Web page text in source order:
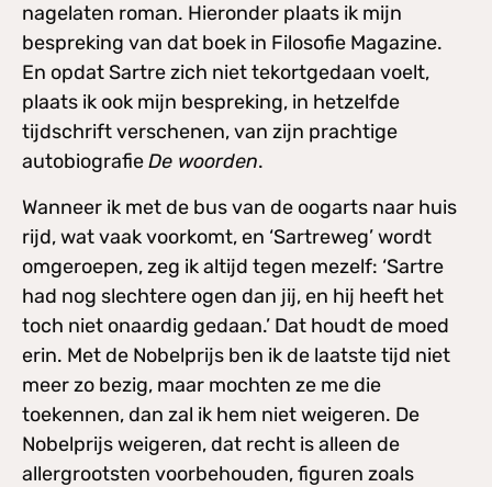
nagelaten roman. Hieronder plaats ik mijn
bespreking van dat boek in Filosofie Magazine.
En opdat Sartre zich niet tekortgedaan voelt,
plaats ik ook mijn bespreking, in hetzelfde
tijdschrift verschenen, van zijn prachtige
autobiografieDe woorden.
Wanneer ik met de bus van de oogarts naar huis
rijd, wat vaak voorkomt, en ‘Sartreweg’ wordt
omgeroepen, zeg ik altijd tegen mezelf: ‘Sartre
had nog slechtere ogen dan jij, en hij heeft het
toch niet onaardig gedaan.’ Dat houdt de moed
erin. Met de Nobelprijs ben ik de laatste tijd niet
meer zo bezig, maar mochten ze me die
toekennen, dan zal ik hem niet weigeren. De
Nobelprijs weigeren, dat recht is alleen de
allergrootsten voorbehouden, figuren zoals